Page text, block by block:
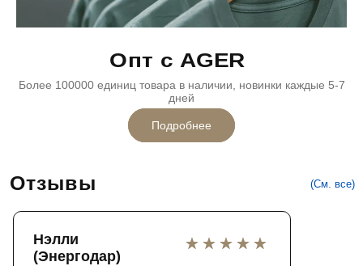
Опт с AGER
Более 100000 единиц товара в наличии, новинки каждые 5-7
дней
Подробнее
Отзывы (См. все)
Нэлли
(Энергодар)